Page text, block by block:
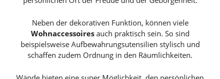
Neben der dekorativen Funktion, können viele
Wohnaccessoiresauch praktisch sein. So sind
beispielsweise Aufbewahrungsutensilien stylisch und
schaffen zudem Ordnung in den Räumlichkeiten.